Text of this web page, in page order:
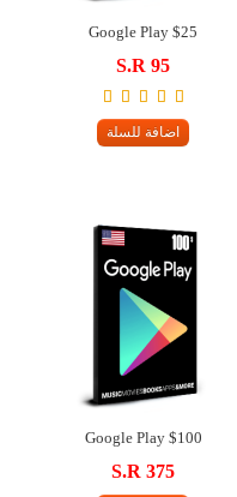
Google Play $25
S.R 95
اضافة للسلة
Google Play $100
S.R 375